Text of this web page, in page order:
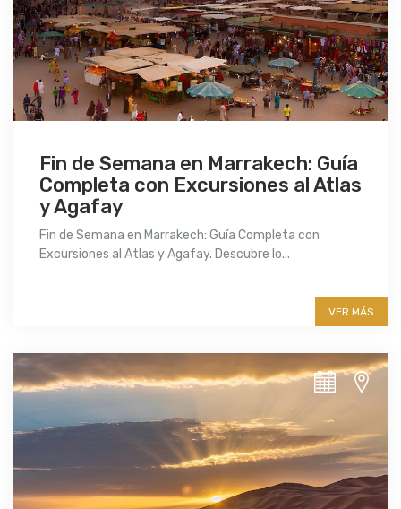
Fin de Semana en Marrakech: Guía
Completa con Excursiones al Atlas
y Agafay
Fin de Semana en Marrakech: Guía Completa con
Excursiones al Atlas y Agafay. Descubre lo...
VER MÁS